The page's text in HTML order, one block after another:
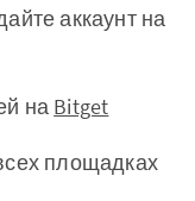
аккаунт на
на Bitget
площадках